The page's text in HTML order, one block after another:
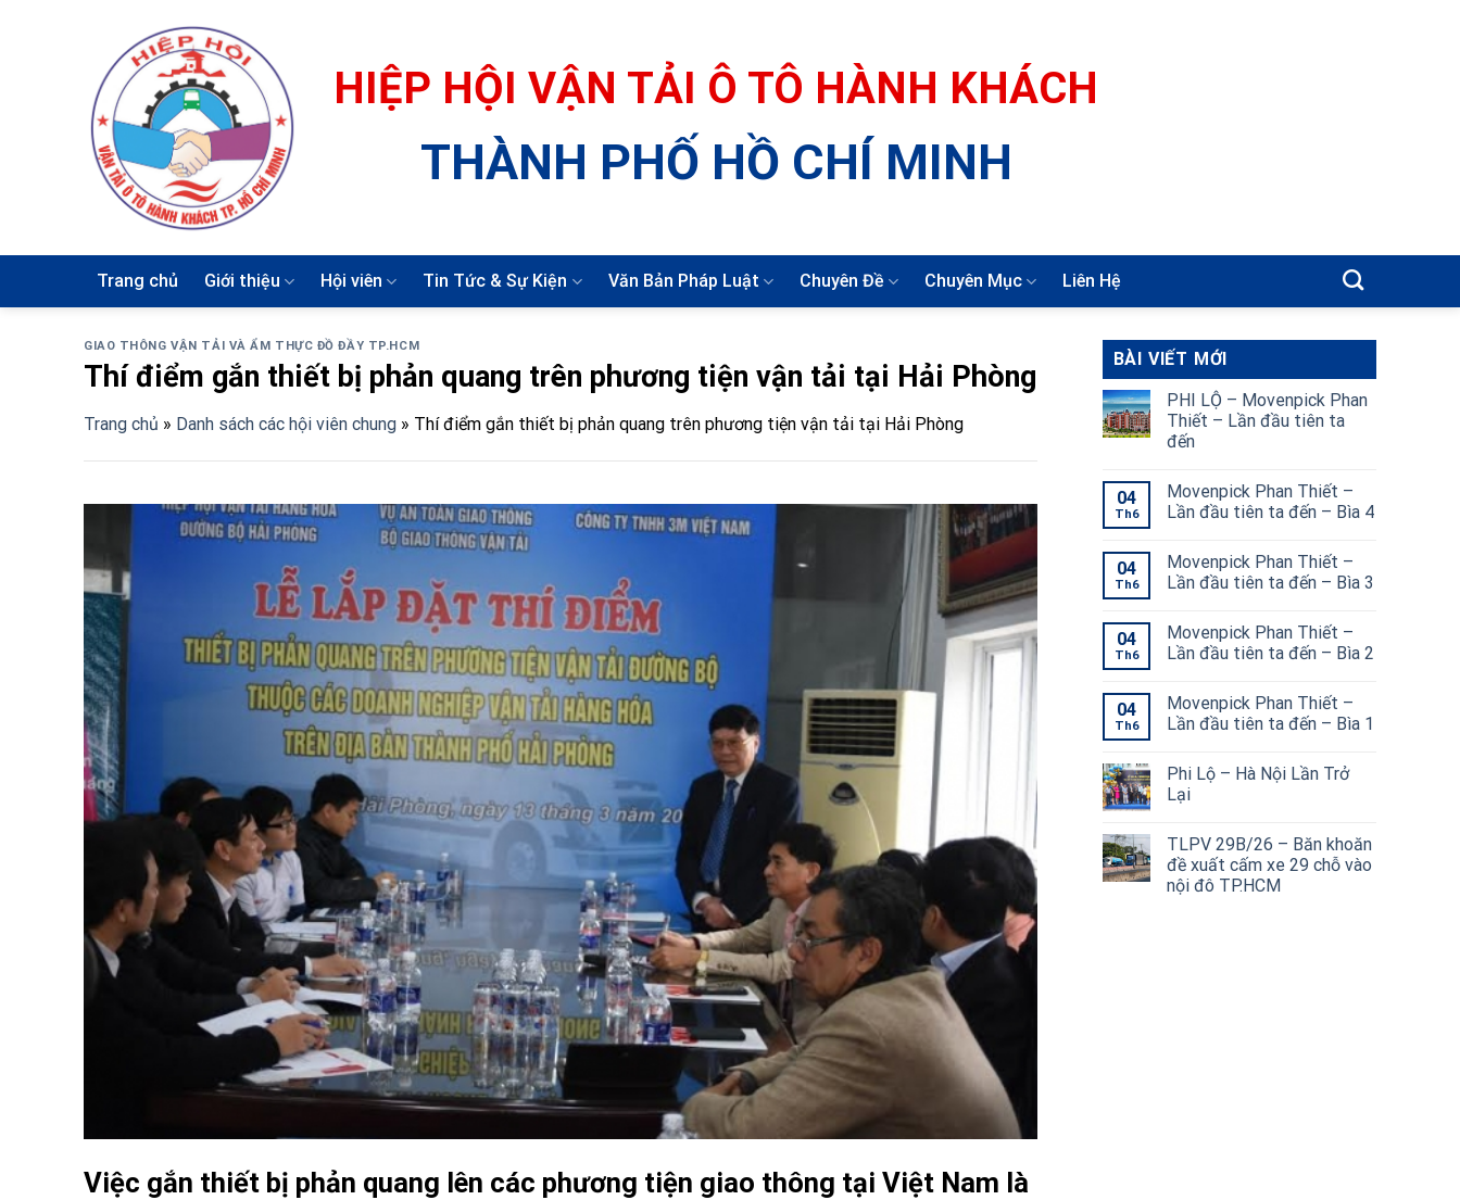
HIỆP HỘI VẬN TẢI Ô TÔ HÀNH KHÁCH
THÀNH PHỐ HỒ CHÍ MINH
Trang chủ Giới thiệu Hội viên Tin Tức & Sự Kiện Văn Bản Pháp Luật Chuyên Đề Chuyên Mục Liên Hệ
GIAO THÔNG VẬN TẢI VÀ ẨM THỰC ĐỒ ĐẦY TP.HCM
Thí điểm gắn thiết bị phản quang trên phương tiện vận tải tại Hải Phòng
Trang chủ » Danh sách các hội viên chung » Thí điểm gắn thiết bị phản quang trên phương tiện vận tải tại Hải Phòng
Việc gắn thiết bị phản quang lên các phương tiện giao thông tại Việt Nam là
BÀI VIẾT MỚI
PHI LỘ – Movenpick Phan
Thiết – Lần đầu tiên ta
đến
04
Th6
Movenpick Phan Thiết –
Lần đầu tiên ta đến – Bìa 4
04
Th6
Movenpick Phan Thiết –
Lần đầu tiên ta đến – Bìa 3
04
Th6
Movenpick Phan Thiết –
Lần đầu tiên ta đến – Bìa 2
04
Th6
Movenpick Phan Thiết –
Lần đầu tiên ta đến – Bìa 1
Phi Lộ – Hà Nội Lần Trở
Lại
TLPV 29B/26 – Băn khoăn
đề xuất cấm xe 29 chỗ vào
nội đô TP.HCM